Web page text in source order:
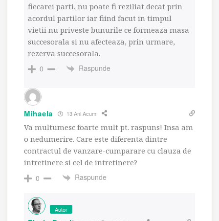
fiecarei parti, nu poate fi reziliat decat prin
acordul partilor iar fiind facut in timpul
vietii nu priveste bunurile ce formeaza masa
succesorala si nu afecteaza, prin urmare,
rezerva succesorala.
0
Raspunde
Mihaela 13 Ani Acum
Va multumesc foarte mult pt. raspuns! Insa am
o nedumerire. Care este diferenta dintre
contractul de vanzare-cumparare cu clauza de
intretinere si cel de intretinere?
0
Raspunde
Autor